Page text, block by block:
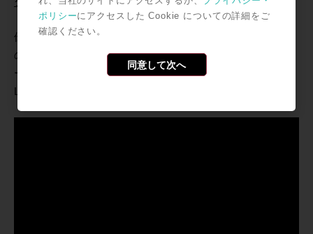
優秀作品にはNintendo Switch LITEと『メグとばけも
の』 (メーカー：Odencat)ダウンロード用のニンテンド
ープリペイドカード、その他にもiZotopeバンドル製品や
ポリシーにアクセスした Cookie についての詳細をご
確認ください。
同意して次へ